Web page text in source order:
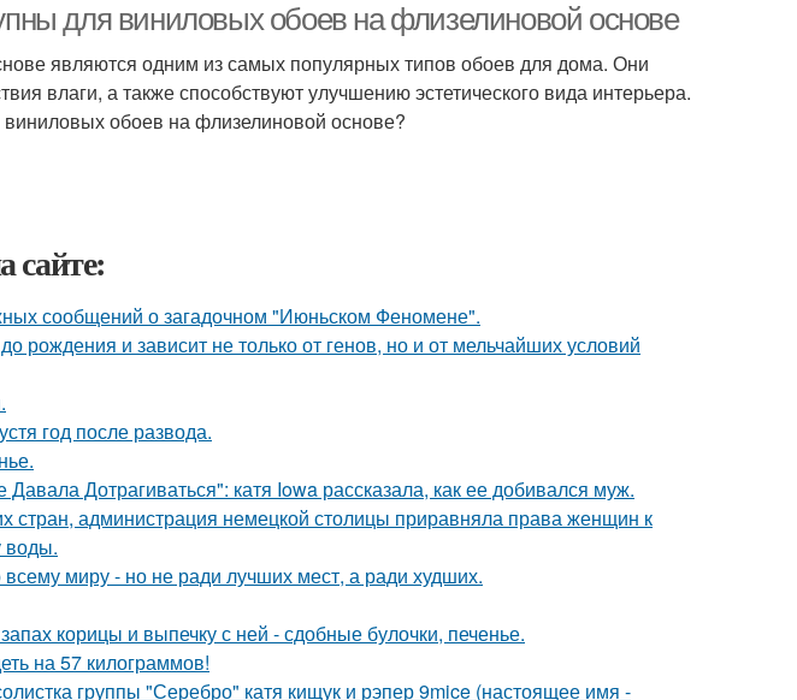
для виниловых обоев на флизелиновой основе
являются одним из самых популярных типов обоев для дома. Они
влаги, а также способствуют улучшению эстетического вида интерьера.
обоев на флизелиновой основе?
сайте:
сообщений о загадочном "Июньском Феномене".
рождения и зависит не только от генов, но и от мельчайших условий
год после развода.
Дотрагиваться": катя Iowa рассказала, как ее добивался муж.
стран, администрация немецкой столицы приравняла права женщин к
воды.
миру - но не ради лучших мест, а ради худших.
корицы и выпечку с ней - сдобные булочки, печенье.
на 57 килограммов!
группы "Серебро" катя кищук и рэпер 9mice (настоящее имя -